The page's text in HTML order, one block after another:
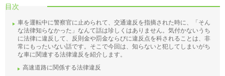
目次
車を運転中に警察官に止められて、交通違反を指摘された時に、「そん
な法律知らなかった」なんて話は珍しくはありません。気付かないうち
に法律に違反して、反則金や罰金ならびに違反点を科されることは、非
常にもったいない話です。そこで今回は、知らないと犯してしまいがち
な車に関連する法律違反を紹介します。
高速道路に関係する法律違反